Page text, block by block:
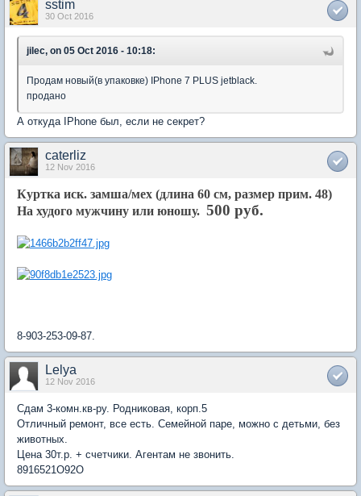
sstim
30 Oct 2016
jilec, on 05 Oct 2016 - 10:18:
Продам новый(в упаковке) IPhone 7 PLUS jetblack.
продано
А откуда IPhone был, если не секрет?
caterliz
12 Nov 2016
Куртка иск. замша/мех (длина 60 см, размер прим. 48)
На худого мужчину или юношу. 500 руб.
8-903-253-09-87.
Lelya
12 Nov 2016
Сдам 3-комн.кв-ру. Родниковая, корп.5
Отличный ремонт, все есть. Семейной паре, можно с детьми, без
животных.
Цена 30т.р. + счетчики. Агентам не звонить.
8916521O92O